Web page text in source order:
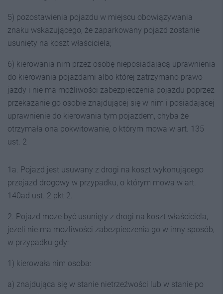
5) pozostawienia pojazdu w miejscu obowiązywania
znaku wskazującego, że zaparkowany pojazd zostanie
usunięty na koszt właściciela;
6) kierowania nim przez osobę nieposiadającą uprawnienia
do kierowania pojazdami albo której zatrzymano prawo
jazdy i nie ma możliwości zabezpieczenia pojazdu poprzez
przekazanie go osobie znajdującej się w nim i posiadającej
uprawnienie do kierowania tym pojazdem, chyba że
otrzymała ona pokwitowanie, o którym mowa w art. 135
ust. 2
1a. Pojazd jest usuwany z drogi na koszt wykonującego
przejazd drogowy w przypadku, o którym mowa w art.
140ad ust. 2 pkt 2.
2. Pojazd może być usunięty z drogi na koszt właściciela,
jeżeli nie ma możliwości zabezpieczenia go w inny sposób,
w przypadku gdy:
1) kierowała nim osoba:
a) znajdująca się w stanie nietrzeźwości lub w stanie po